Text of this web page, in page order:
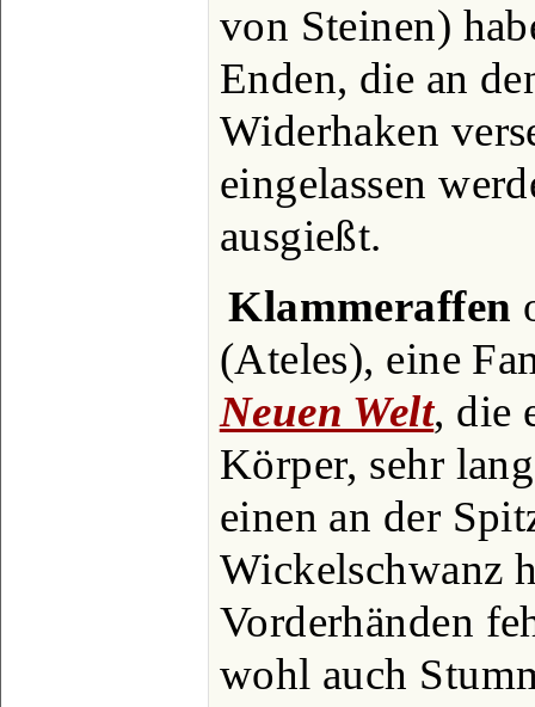
von Steinen)
Enden, die an
Widerhaken
eingelassen
ausgießt.
Klammeraffen
(Ateles), eine
Neuen Welt, die
Körper, sehr
einen an der
Wickelschwanz
Vorderhänden
wohl auch